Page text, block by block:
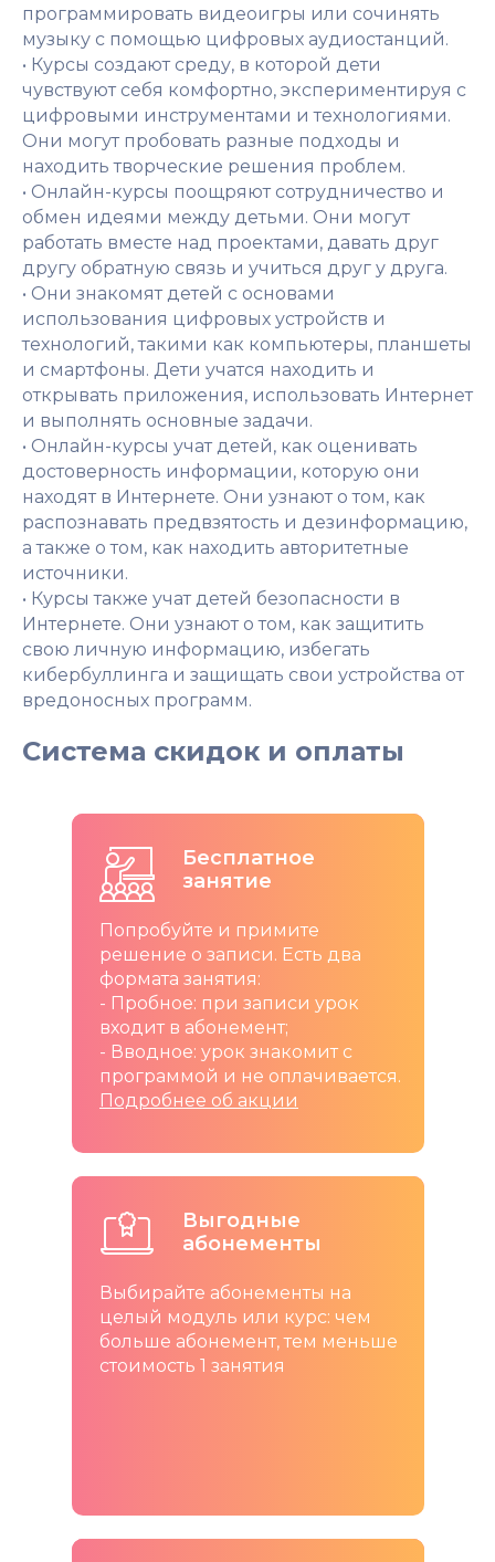
программировать видеоигры или сочинять
музыку с помощью цифровых аудиостанций.
• Курсы создают среду, в которой дети
чувствуют себя комфортно, экспериментируя с
цифровыми инструментами и технологиями.
Они могут пробовать разные подходы и
находить творческие решения проблем.
• Онлайн-курсы поощряют сотрудничество и
обмен идеями между детьми. Они могут
работать вместе над проектами, давать друг
другу обратную связь и учиться друг у друга.
• Они знакомят детей с основами
использования цифровых устройств и
технологий, такими как компьютеры, планшеты
и смартфоны. Дети учатся находить и
открывать приложения, использовать Интернет
и выполнять основные задачи.
• Онлайн-курсы учат детей, как оценивать
достоверность информации, которую они
находят в Интернете. Они узнают о том, как
распознавать предвзятость и дезинформацию,
а также о том, как находить авторитетные
источники.
• Курсы также учат детей безопасности в
Интернете. Они узнают о том, как защитить
свою личную информацию, избегать
кибербуллинга и защищать свои устройства от
вредоносных программ.
Система скидок и оплаты
Выгодные
абонементы
Выбирайте абонементы на
целый модуль или курс: чем
больше абонемент, тем меньше
стоимость 1 занятия
Попробуйте и примите
решение о записи. Есть два
формата занятия:
- Пробное: при записи урок
входит в абонемент;
- Вводное: урок знакомит с
программой и не оплачивается.
Подробнее об акции
Бесплатное
занятие